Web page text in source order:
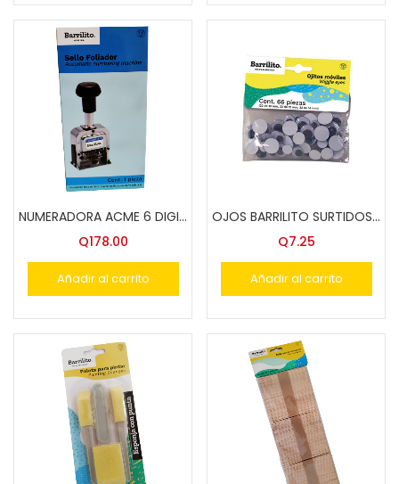
NUMERADORA ACME 6 DIGITOS 12 REPET F-70
Q178.00
Añadir al carrito
OJOS BARRILITO SURTIDOS E009-5 ACME BOLSA 1021
Q7.25
Añadir al carrito